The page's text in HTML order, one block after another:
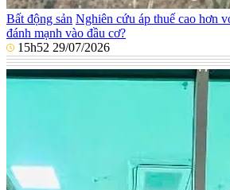
Bất động sản Nghiên cứu áp thuế cao hơn
đánh mạnh vào đầu cơ?
15h52 29/07/2026